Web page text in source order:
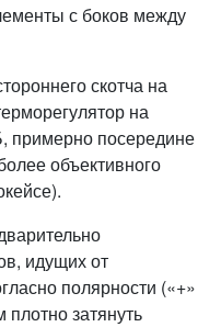
с боков между
скотча на
на
примерно посередине
объективного
идущих от
полярности («+»
затянуть